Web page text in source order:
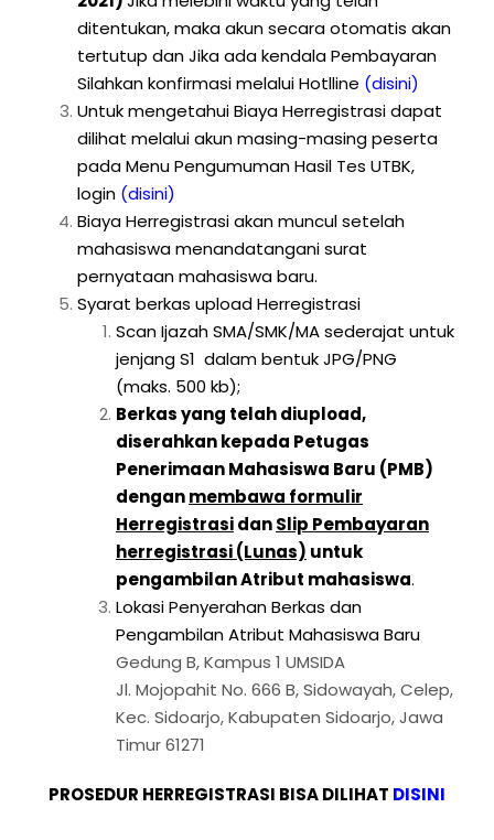
ditentukan, maka akun secara otomatis akan
tertutup dan Jika ada kendala Pembayaran
Silahkan konfirmasi melalui Hotlline (disini)
Untuk mengetahui Biaya Herregistrasi dapat
dilihat melalui akun masing-masing peserta
pada Menu Pengumuman Hasil Tes UTBK,
login (disini)
Biaya Herregistrasi akan muncul setelah
mahasiswa menandatangani surat
pernyataan mahasiswa baru.
Syarat berkas upload Herregistrasi
Scan Ijazah SMA/SMK/MA sederajat untuk
jenjang S1 dalam bentuk JPG/PNG
(maks. 500 kb);
Berkas yang telah diupload,
diserahkan kepada Petugas
Penerimaan Mahasiswa Baru (PMB)
denganmembawa formulir
HerregistrasidanSlip Pembayaran
herregistrasi (Lunas) untuk
pengambilan Atribut mahasiswa.
Lokasi Penyerahan Berkas dan
Pengambilan Atribut Mahasiswa Baru
Gedung B, Kampus 1 UMSIDA
Jl. Mojopahit No. 666 B, Sidowayah, Celep,
Kec. Sidoarjo, Kabupaten Sidoarjo, Jawa
Timur 61271
PROSEDUR HERREGISTRASI BISA DILIHAT DISINI